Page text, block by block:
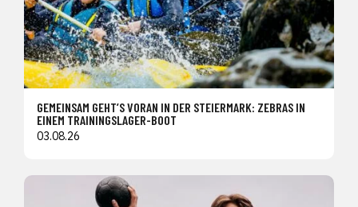
GEMEINSAM GEHT’S VORAN IN DER STEIERMARK: ZEBRAS IN
EINEM TRAININGSLAGER-BOOT
03.08.26